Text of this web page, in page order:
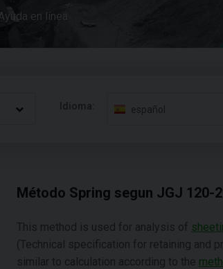
en línea
Idioma: español
Método Spring segun JGJ 120-
This method is used for analysis of
(Technical specification for retaining and
similar to calculation according to the